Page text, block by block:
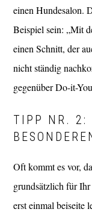
einen Hundesalon.
Beispiel sein: „Mit
einen Schnitt, der
nicht ständig
gegenüber Do-it-
TIPP NR. 2:
Oft kommt es vor,
grundsätzlich für
erst einmal beiseite